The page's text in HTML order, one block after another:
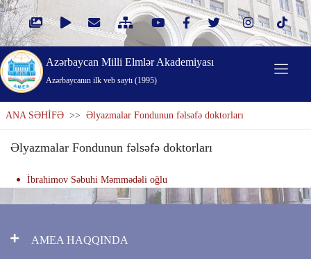
Azərbaycan Milli Elmlər Akademiyası
Azərbaycanın ilk veb saytı (1995)
ANA SƏHİFƏ >> Əlyazmalar Fondunun fəlsəfə doktorları
Əlyazmalar Fondunun fəlsəfə doktorları
İbrahimov Səbuhi Məmmədəli oğlu
AMEA HAQQINDA